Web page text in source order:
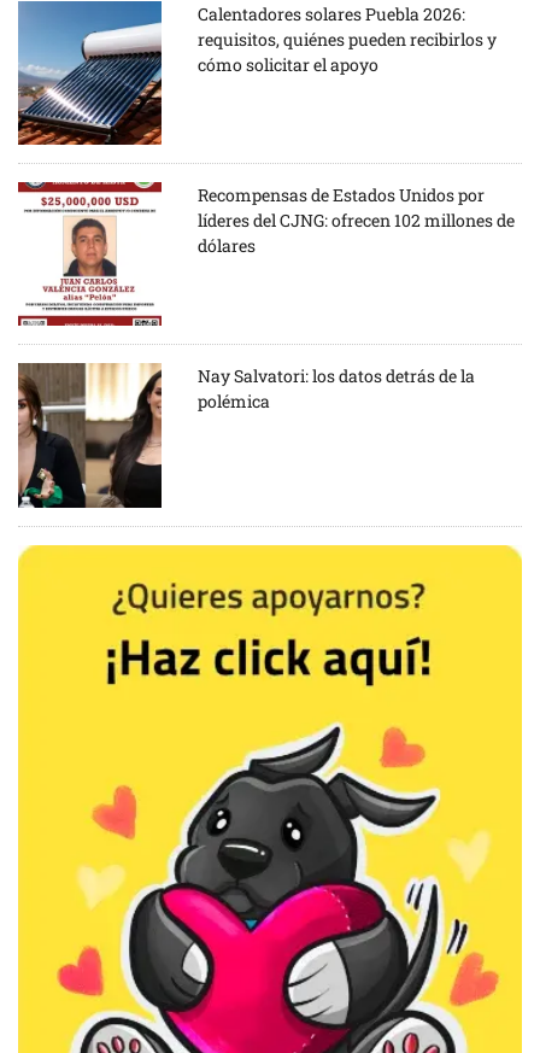
Calentadores solares Puebla 2026:
requisitos, quiénes pueden recibirlos y
cómo solicitar el apoyo
Recompensas de Estados Unidos por
líderes del CJNG: ofrecen 102 millones de
dólares
Nay Salvatori: los datos detrás de la
polémica